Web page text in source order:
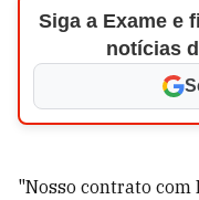
Siga a Exame e
notícias
"Nosso contrato